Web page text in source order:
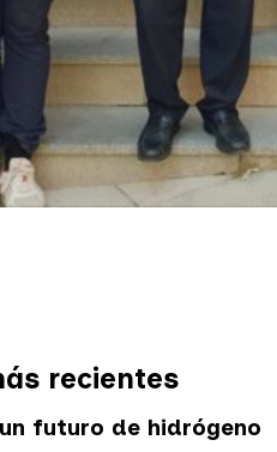
recientes
futuro de hidrógeno